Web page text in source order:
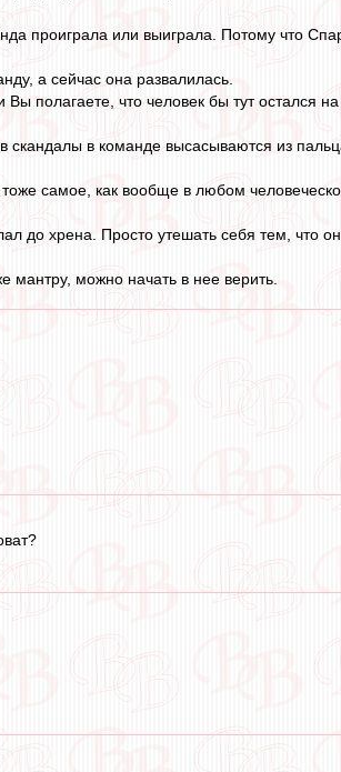
проиграла или выиграла. Потому что
а сейчас она развалилась.
полагаете, что человек бы тут остался
скандалы в команде высасываются из
самое, как вообще в любом
до хрена. Просто утешать себя тем, что
мантру, можно начать в нее верить.